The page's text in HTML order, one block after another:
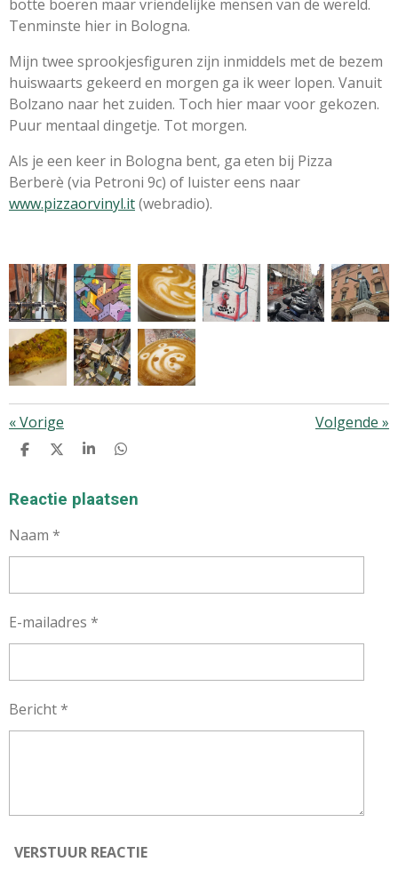
botte boeren maar vriendelijke mensen van de wereld.
Tenminste hier in Bologna.
Mijn twee sprookjesfiguren zijn inmiddels met de bezem
huiswaarts gekeerd en morgen ga ik weer lopen. Vanuit
Bolzano naar het zuiden. Toch hier maar voor gekozen.
Puur mentaal dingetje. Tot morgen.
Als je een keer in Bologna bent, ga eten bij Pizza
Berberè (via Petroni 9c) of luister eens naar
www.pizzaorvinyl.it(webradio).
«Vorige Volgende »
D
E
D
L
S
R
D
E
Reactie plaatsen
Naam *
E-mailadres *
Bericht *
VERSTUUR REACTIE